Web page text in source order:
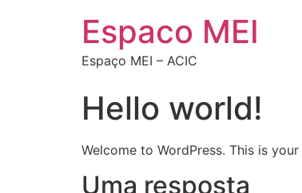
Espaco MEI
Espaço MEI – ACIC
Hello world!
Welcome to WordPress. This is
Uma resposta